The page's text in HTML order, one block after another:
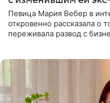
Певица Мария Вебер в
откровенно рассказала о
переживала развод с